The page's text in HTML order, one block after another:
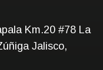
Km.20 #78 La
Jalisco,